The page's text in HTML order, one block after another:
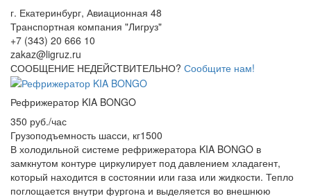
г. Екатеринбург, Авиационная 48
Транспортная компания "Лигруз"
+7 (343) 20 666 10
zakaz@ligruz.ru
СООБЩЕНИЕ НЕДЕЙСТВИТЕЛЬНО? Сообщите нам!
Рефрижератор KIA BONGO
350 руб./час
Грузоподъемность шасси, кг1500
В холодильной системе рефрижератора KIA BONGO в
замкнутом контуре циркулирует под давлением хладагент,
который находится в состоянии или газа или жидкости. Тепло
поглощается внутри фургона и выделяется во внешнюю